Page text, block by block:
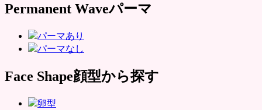
Permanent Waveパーマ
パーマあり
パーマなし
Face Shape顔型から探す
卵型